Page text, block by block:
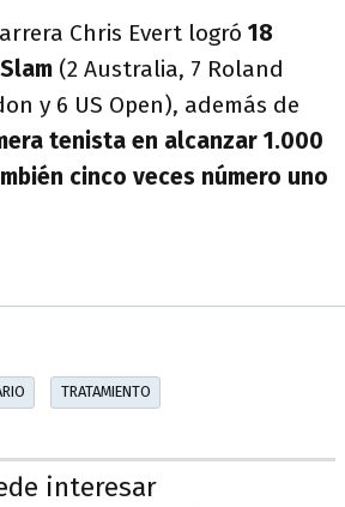
Chris Evert logró 18
(2 Australia, 7 Roland
y 6 US Open), además de
tenista en alcanzar 1.000
cinco veces número uno
TRATAMIENTO
interesar